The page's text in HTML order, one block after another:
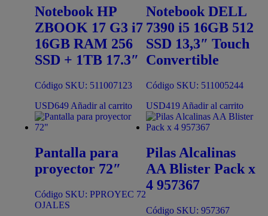
Notebook HP
ZBOOK 17 G3 i7
16GB RAM 256
SSD + 1TB 17.3″
Código SKU: 511007123
USD649 Añadir al carrito
Notebook DELL
7390 i5 16GB 512
SSD 13,3″ Touch
Convertible
Código SKU: 511005244
USD419 Añadir al carrito
Pantalla para
proyector 72″
Código SKU: PPROYEC 72
OJALES
Pilas Alcalinas
AA Blister Pack x
4 957367
Código SKU: 957367